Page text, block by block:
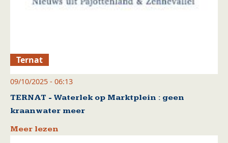
Ternat
09/10/2025 - 06:13
TERNAT - Waterlek op Marktplein : geen
kraanwater meer
Meer lezen